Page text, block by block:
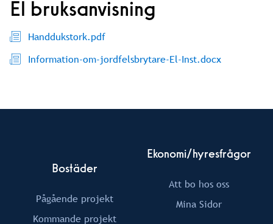
El bruksanvisning
Handdukstork.pdf
Information-om-jordfelsbrytare-El-Inst.docx
Bostäder
Pågående projekt
Kommande projekt
Ekonomi/hyresfrågor
Att bo hos oss
Mina Sidor